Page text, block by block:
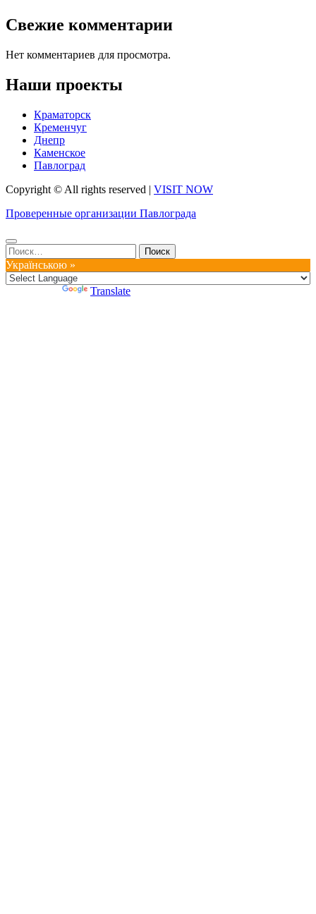
Свежие комментарии
Нет комментариев для просмотра.
Наши проекты
Краматорск
Кременчуг
Днепр
Каменское
Павлоград
Copyright © All rights reserved | VISIT NOW
Проверенные организации Павлограда
Найти:
Українською »
Translate